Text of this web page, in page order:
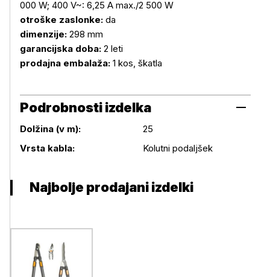
000 W; 400 V~: 6,25 A max./2 500 W
otroške zaslonke: da
dimenzije: 298 mm
garancijska doba: 2 leti
prodajna embalaža: 1 kos, škatla
Podrobnosti izdelka
Podrobnosti izdelka
Dolžina (v m):
25
Vrsta kabla:
Kolutni podaljšek
Najbolje prodajani izdelki